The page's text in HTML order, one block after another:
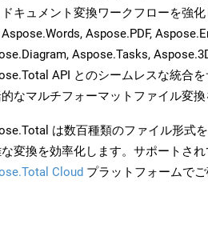
キュメント変換ワークフローを強
Aspose.PDF,
Aspose.Tasks,
API とのシームレスな統合
なマルチフォーマットファイル変換
は数百種類のファイル形式
変換を効率化します。サポートさ
Cloud プラットフォームでご